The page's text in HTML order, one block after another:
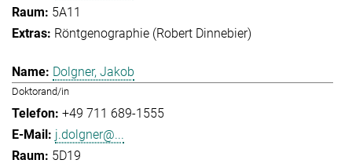
5A11
Röntgenographie (Robert Dinnebier)
Dolgner, Jakob
Doktorand/in
+49 711 689-1555
j.dolgner@...
5D19